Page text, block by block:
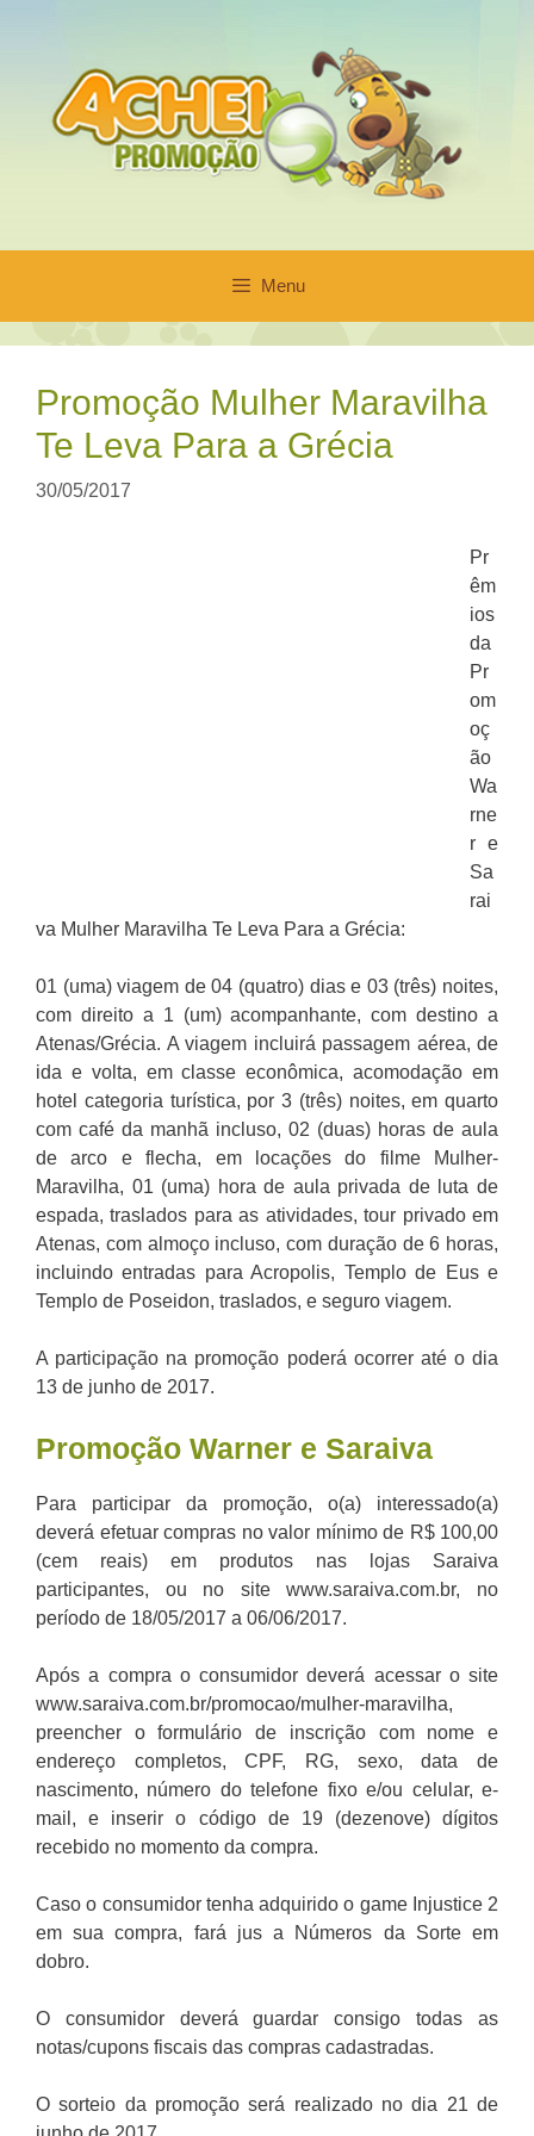
conteúdo
Menu
Promoção Mulher Maravilha
Te Leva Para a Grécia
30/05/2017
Pr
êm
ios
da
Pr
om
oç
ão
Wa
rne
r e
Sa
rai
va Mulher Maravilha Te Leva Para a Grécia:
01 (uma) viagem de 04 (quatro) dias e 03 (três) noites,
com direito a 1 (um) acompanhante, com destino a
Atenas/Grécia. A viagem incluirá passagem aérea, de
ida e volta, em classe econômica, acomodação em
hotel categoria turística, por 3 (três) noites, em quarto
com café da manhã incluso, 02 (duas) horas de aula
de arco e flecha, em locações do filme Mulher-
Maravilha, 01 (uma) hora de aula privada de luta de
espada, traslados para as atividades, tour privado em
Atenas, com almoço incluso, com duração de 6 horas,
incluindo entradas para Acropolis, Templo de Eus e
Templo de Poseidon, traslados, e seguro viagem.
A participação na promoção poderá ocorrer até o dia
13 de junho de 2017.
Promoção Warner e Saraiva
Para participar da promoção, o(a) interessado(a)
deverá efetuar compras no valor mínimo de R$ 100,00
(cem reais) em produtos nas lojas Saraiva
participantes, ou no site www.saraiva.com.br, no
período de 18/05/2017 a 06/06/2017.
Após a compra o consumidor deverá acessar o site
www.saraiva.com.br/promocao/mulher-maravilha,
preencher o formulário de inscrição com nome e
endereço completos, CPF, RG, sexo, data de
nascimento, número do telefone fixo e/ou celular, e-
mail, e inserir o código de 19 (dezenove) dígitos
recebido no momento da compra.
Caso o consumidor tenha adquirido o game Injustice 2
em sua compra, fará jus a Números da Sorte em
dobro.
O consumidor deverá guardar consigo todas as
notas/cupons fiscais das compras cadastradas.
O sorteio da promoção será realizado no dia 21 de